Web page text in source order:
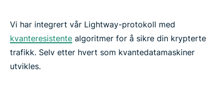
Vi har integrert vår Lightway-protokoll med
kvanteresistente algoritmer for å sikre din krypterte
trafikk. Selv etter hvert som kvantedatamaskiner
utvikles.